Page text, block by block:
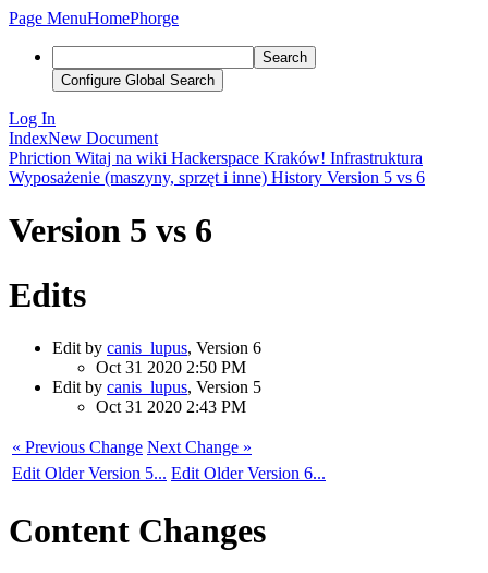
Page MenuHomePhorge
Search
Configure Global Search
Log In
IndexNew Document
Phriction Witaj na wiki Hackerspace Kraków! Infrastruktura
Wyposażenie (maszyny, sprzęt i inne) History Version 5 vs 6
Version 5 vs 6
Edits
Edit by canis_lupus, Version 6
Oct 31 2020 2:50 PM
Edit by canis_lupus, Version 5
Oct 31 2020 2:43 PM
« Previous Change Next Change »
Edit Older Version 5... Edit Older Version 6...
Content Changes